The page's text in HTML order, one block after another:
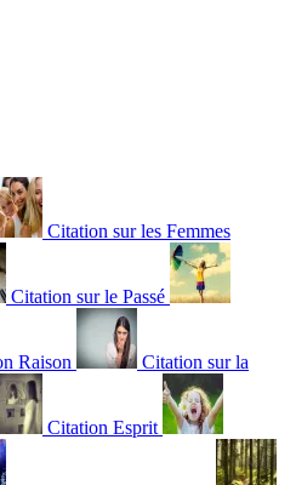
Citation sur les Femmes
Citation sur le Passé
Raison Citation sur la
Citation Esprit